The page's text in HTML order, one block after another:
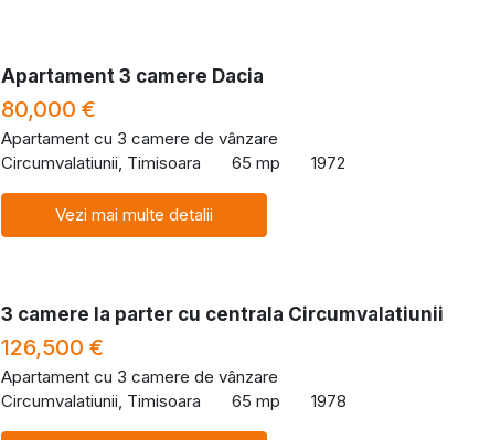
Apartament 3 camere Dacia
80,000 €
Apartament cu 3 camere de vânzare
Circumvalatiunii, Timisoara
65 mp 1972
Vezi mai multe detalii
3 camere la parter cu centrala Circumvalatiunii
126,500 €
Apartament cu 3 camere de vânzare
Circumvalatiunii, Timisoara
65 mp 1978